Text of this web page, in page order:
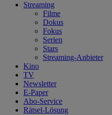
Streaming
Filme
Dokus
Fokus
Serien
Stars
Streaming-Anbieter
Kino
TV
Newsletter
E-Paper
Abo-Service
Rätsel-Lösung